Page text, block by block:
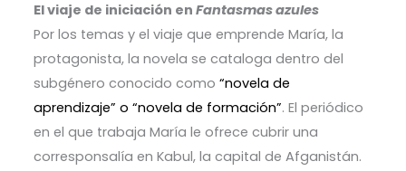
El viaje de iniciación en Fantasmas azules
Por los temas y el viaje que emprende María, la
protagonista, la novela se cataloga dentro del
subgénero conocido como “novela de
aprendizaje” o “novela de formación”. El periódico
en el que trabaja María le ofrece cubrir una
corresponsalía en Kabul, la capital de Afganistán.